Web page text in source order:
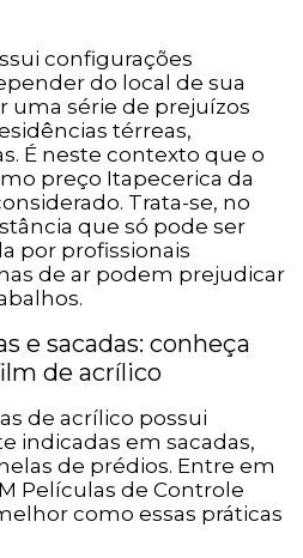
configurações
do local de sua
uma série de prejuízos
térreas,
É neste contexto que o
preço Itapecerica da
Trata-se, no
que só pode ser
por profissionais
de ar podem prejudicar
e sacadas: conheça
de acrílico
de acrílico possui
indicadas em sacadas,
de prédios. Entre em
Películas de Controle
como essas práticas